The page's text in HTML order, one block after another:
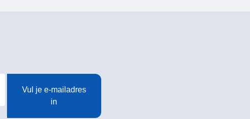
Vul je e-mailadres
in